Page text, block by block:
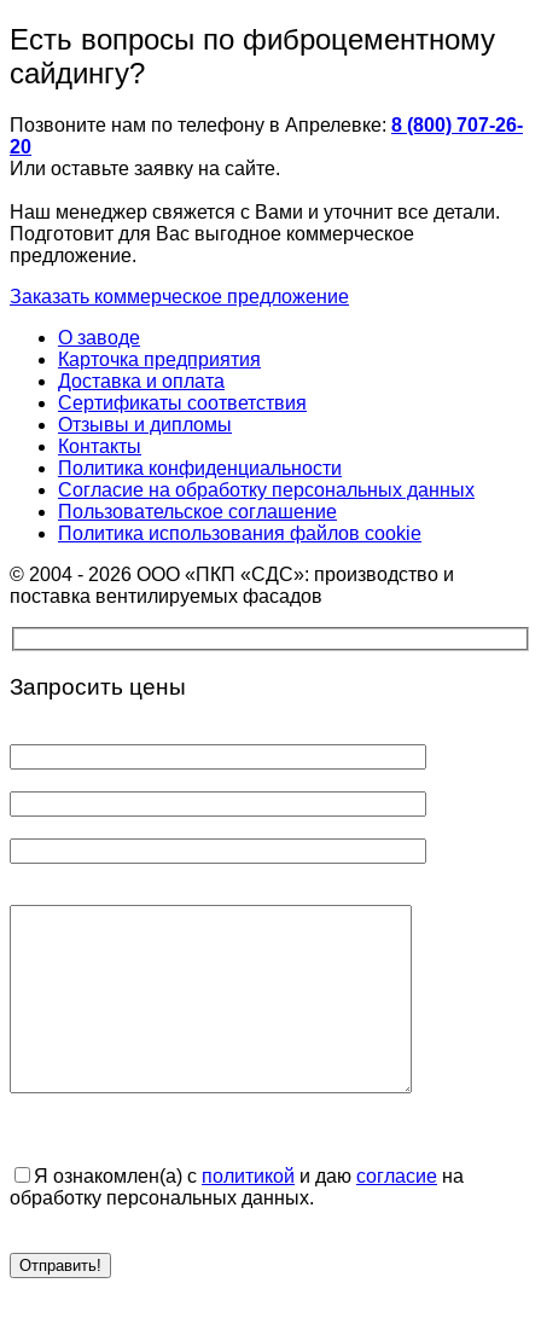
Есть вопросы по фиброцементному
сайдингу?
Позвоните нам по телефону в Апрелевке: 8 (800) 707-26-
20
Или оставьте заявку на сайте.
Наш менеджер свяжется с Вами и уточнит все детали.
Подготовит для Вас выгодное коммерческое
предложение.
Заказать коммерческое предложение
О заводе
Карточка предприятия
Доставка и оплата
Сертификаты соответствия
Отзывы и дипломы
Контакты
Политика конфиденциальности
Согласие на обработку персональных данных
Пользовательское соглашение
Политика использования файлов cookie
© 2004 - 2026 ООО «ПКП «СДС»: производство и
поставка вентилируемых фасадов
Запросить цены
Я ознакомлен(а) с политикой и даю согласие на
обработку персональных данных.